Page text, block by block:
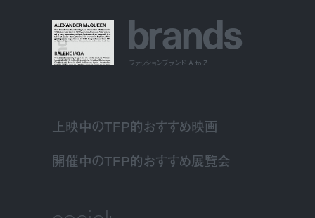
brands
ファッションブランド A to Z
上映中のTFP的おすすめ映画
開催中のTFP的おすすめ展覧会